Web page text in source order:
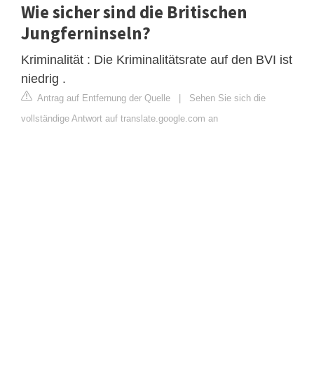
Wie sicher sind die Britischen
Jungferninseln?
Kriminalität : Die Kriminalitätsrate auf den BVI ist
niedrig .
Antrag auf Entfernung der Quelle
Sehen Sie sich die
vollständige Antwort auf translate.google.com an